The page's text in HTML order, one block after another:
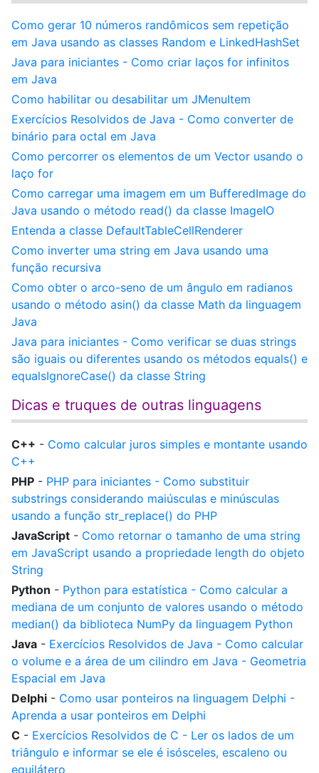
Como gerar 10 números randômicos sem repetição
em Java usando as classes Random e LinkedHashSet
Java para iniciantes - Como criar laços for infinitos
em Java
Como habilitar ou desabilitar um JMenuItem
Exercícios Resolvidos de Java - Como converter de
binário para octal em Java
Como percorrer os elementos de um Vector usando o
laço for
Como carregar uma imagem em um BufferedImage do
Java usando o método read() da classe ImageIO
Entenda a classe DefaultTableCellRenderer
Como inverter uma string em Java usando uma
função recursiva
Como obter o arco-seno de um ângulo em radianos
usando o método asin() da classe Math da linguagem
Java
Java para iniciantes - Como verificar se duas strings
são iguais ou diferentes usando os métodos equals() e
equalsIgnoreCase() da classe String
Dicas e truques de outras linguagens
C++ - Como calcular juros simples e montante usando
C++
PHP - PHP para iniciantes - Como substituir
substrings considerando maiúsculas e minúsculas
usando a função str_replace() do PHP
JavaScript - Como retornar o tamanho de uma string
em JavaScript usando a propriedade length do objeto
String
Python - Python para estatística - Como calcular a
mediana de um conjunto de valores usando o método
median() da biblioteca NumPy da linguagem Python
Java - Exercícios Resolvidos de Java - Como calcular
o volume e a área de um cilindro em Java - Geometria
Espacial em Java
Delphi - Como usar ponteiros na linguagem Delphi -
Aprenda a usar ponteiros em Delphi
C - Exercícios Resolvidos de C - Ler os lados de um
triângulo e informar se ele é isósceles, escaleno ou
equilátero